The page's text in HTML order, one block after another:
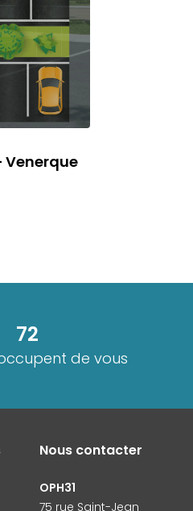
Venerque
72
de vous
Nous contacter
OPH31
75 rue Saint-Jean